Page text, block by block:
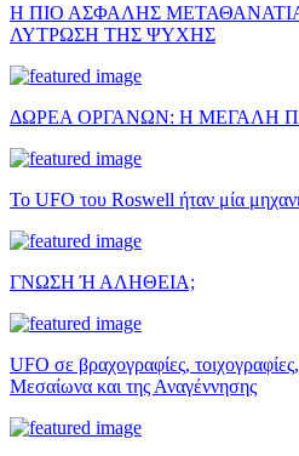
Η ΠΙΟ ΑΣΦΑΛΗΣ
ΛΥΤΡΩΣΗ ΤΗΣ ΨΥΧΗΣ
ΔΩΡΕΑ ΟΡΓΑΝΩΝ: Η ΜΕΓΑΛΗ
Το UFO του Roswell ήταν μία
ΓΝΩΣΗ Ή ΑΛΗΘΕΙΑ;
UFO σε βραχογραφίες,
Μεσαίωνα και της Αναγέννησης